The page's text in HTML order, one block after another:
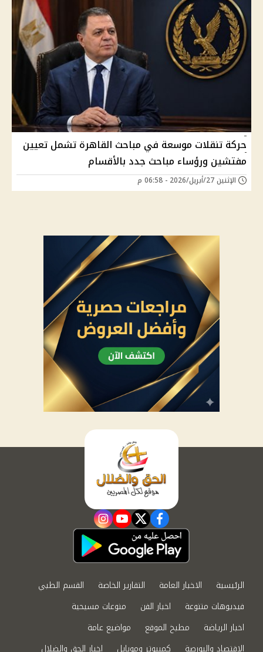
حركة تنقلات موسعة في مباحث القاهرة تشمل تعيين
مفتشين ورؤساء مباحث جدد بالأقسام
الإثنين 27/أبريل/2026 - 06:58 م
facebook
twitter
youtube
instagram
الرئيسية الاخبار العامة التقارير الخاصة
القسم الطبي
فيديوهات متنوعة
اخبار الفن
منوعات مسيحية
اخبار الرياضة
مطبخ الموقع
مواضيع عامة
الاقتصاد والبورصة
كمبيوتر وموبايل اخبار الحق والضلال